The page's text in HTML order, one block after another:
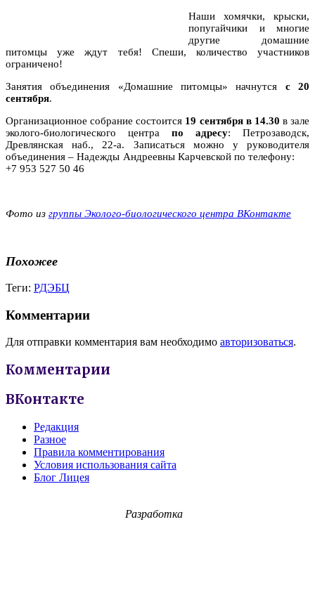
Наши хомячки, крыски,
попугайчики и многие
другие домашние
питомцы уже ждут тебя! Спеши, количество участников
ограничено!
Занятия объединения «Домашние питомцы» начнутся с 20
сентября.
Организационное собрание состоится 19 сентября в 14.30 в зале
эколого-биологического центра по адресу: Петрозаводск,
Древлянская наб., 22-а. Записаться можно у руководителя
объединения – Надежды Андреевны Карчевской по телефону:
+7 953 527 50 46
Фото из группы Эколого-биологического центра ВКонтакте
Похожее
Теги: РДЭБЦ
Комментарии
Для отправки комментария вам необходимо авторизоваться.
Комментарии
ВКонтакте
Редакция
Разное
Правила комментирования
Условия использования сайта
Блог Лицея
Разработка